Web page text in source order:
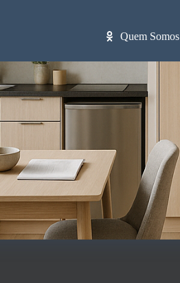
Quem Somos